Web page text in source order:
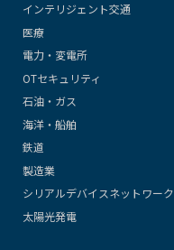
インテリジェント交通
医療
電力・変電所
OTセキュリティ
石油・ガス
海洋・船舶
鉄道
製造業
シリアルデバイスネットワーク
太陽光発電